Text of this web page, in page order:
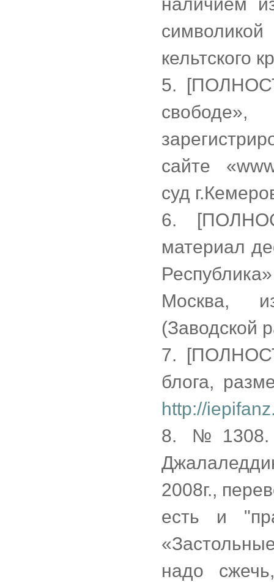
кельтского
5.
сайте
суд
6.
материал
Москва,
(Заводской
7.
блога,
http://
8. №1308.
2008г.,
есть и
надо